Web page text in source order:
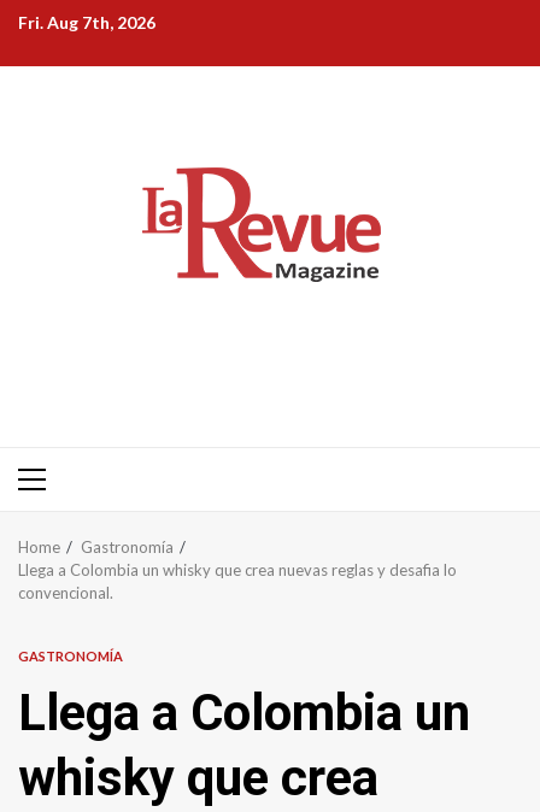
Skip
content
Fri. Aug 7th, 2026
Primary
Home
Gastronomía
Llega a Colombia un whisky que crea nuevas reglas y desafia lo
convencional.
GASTRONOMÍA
Llega a Colombia un
whisky que crea